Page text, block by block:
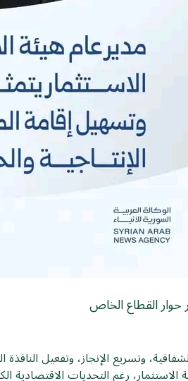
حوار القطاع الخاص